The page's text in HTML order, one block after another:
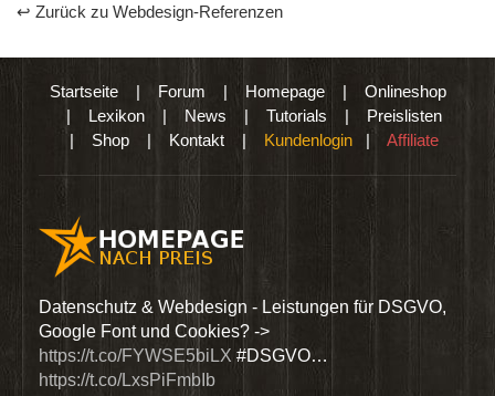
↩ Zurück zu Webdesign-Referenzen
Startseite| Forum | Homepage| Onlineshop
| Lexikon | News | Tutorials | Preislisten
| Shop | Kontakt | Kundenlogin | Affiliate
Datenschutz & Webdesign - Leistungen für DSGVO,
Google Font und Cookies? ->
https://t.co/FYWSE5biLX #DSGVO…
https://t.co/LxsPiFmbIb